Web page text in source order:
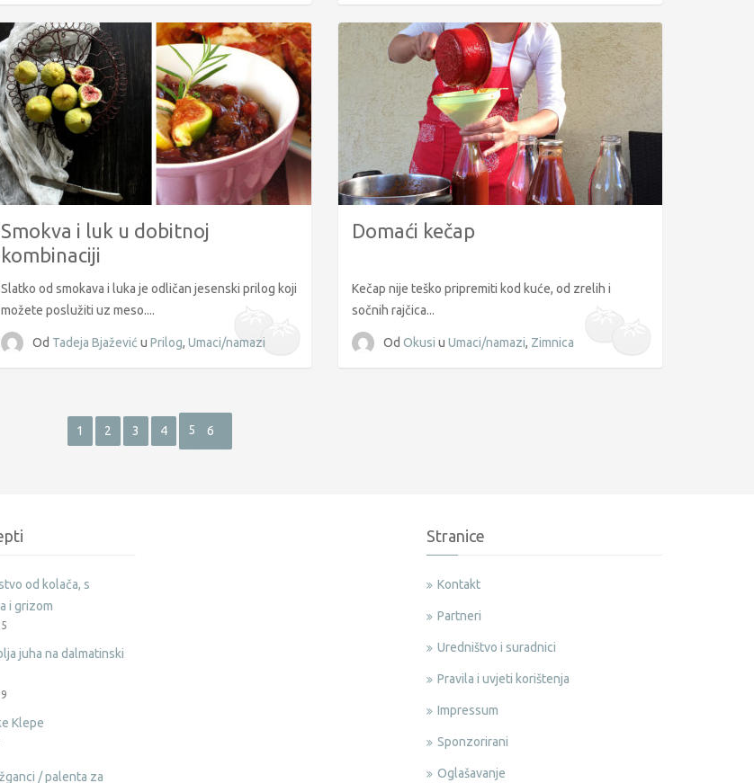
Smokva i luk u dobitnoj
kombinaciji
Slatko od smokava i luka je odličan jesenski prilog koji
možete poslužiti uz meso....
Od Tadeja Bjažević u Prilog, Umaci/namazi
Domaći kečap
Kečap nije teško pripremiti kod kuće, od zrelih i
sočnih rajčica...
Od Okusi u Umaci/namazi, Zimnica
1 2 3 4 5 6
od kolača, s
i grizom
juha na dalmatinski
Klepe
/ palenta za
Stranice
Kontakt
Partneri
Uredništvo i suradnici
Pravila i uvjeti korištenja
Impressum
Sponzorirani
Oglašavanje